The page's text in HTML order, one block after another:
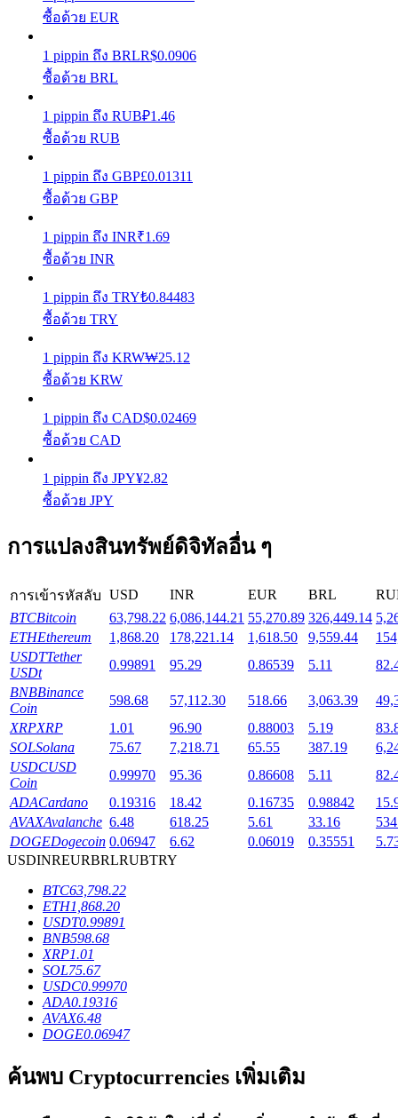
ผลตอบแทนสูงและเข้าถึงได้ทันที
Launchpool
การเซ้งแบบยืดหยุ่นเพื่อรับโทเคนยอดนิยม
การล็อค BTR
การลงทุนพิเศษสำหรับผู้ถือ BTR
เงินกู้
บริการยืมเงินที่ได้รับการสนับสนุนจาก Crypto
ลงทุนอัตโนมัติ
ซื้อด้วย EUR
1 pippin ถึง BRLR$0.0906
ซื้อด้วย BRL
1 pippin ถึง RUB₽1.46
ซื้อด้วย RUB
1 pippin ถึง GBP£0.01311
ซื้อด้วย GBP
1 pippin ถึง INR₹1.69
ซื้อด้วย INR
1 pippin ถึง TRY₺0.84483
ซื้อด้วย TRY
1 pippin ถึง KRW₩25.12
ซื้อด้วย KRW
1 pippin ถึง CAD$0.02469
ซื้อด้วย CAD
1 pippin ถึง JPY¥2.82
ซื้อด้วย JPY
การแปลงสินทรัพย์ดิจิทัลอื่น ๆ
การเข้ารหัสลับ USD INR EUR BRL
BTCBitcoin 63,798.22 6,086,144.21 55,270.89 326,449.14
ETHEthereum 1,868.20 178,221.14 1,618.50 9,559.44
USDTTether
USDt
0.99891 95.29 0.86539 5.11
BNBBinance
Coin
598.68 57,112.30 518.66 3,063.39
XRPXRP 1.01 96.90 0.88003 5.19
SOLSolana 75.67 7,218.71 65.55 387.19
USDCUSD
Coin
0.99970 95.36 0.86608 5.11
ADACardano 0.19316 18.42 0.16735 0.98842
AVAXAvalanche 6.48 618.25 5.61 33.16
DOGEDogecoin 0.06947 6.62 0.06019 0.35551
USDINREURBRLRUBTRY
BTC63,798.22
ETH1,868.20
USDT0.99891
BNB598.68
XRP1.01
SOL75.67
USDC0.99970
ADA0.19316
AVAX6.48
DOGE0.06947
ค้นพบ Cryptocurrencies เพิ่มเติม